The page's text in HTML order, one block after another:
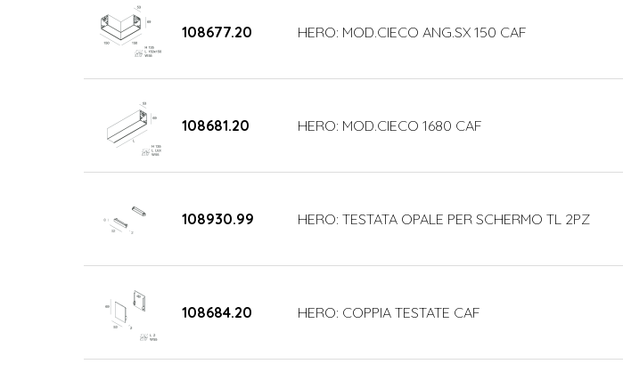
108677.20 HERO: MOD.CIECO ANG.SX 150 CAF
108681.20 HERO: MOD.CIECO 1680 CAF
108930.99 HERO: TESTATA OPALE PER SCHERMO TL 2PZ
108684.20 HERO: COPPIA TESTATE CAF